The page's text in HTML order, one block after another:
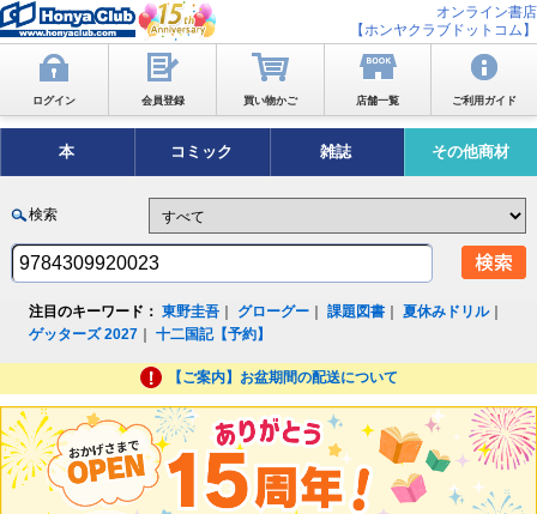
オンライン書店
【ホンヤクラブドットコム】
ログイン 会員登録 買い物かご 店舗一覧 ご利用ガイド
本 コミック 雑誌 その他商材
検索
注目のキーワード： 東野圭吾 グローグー ｜課題図書 ｜夏休みドリル｜
ゲッターズ 2027 ｜十二国記【予約】
【ご案内】お盆期間の配送について